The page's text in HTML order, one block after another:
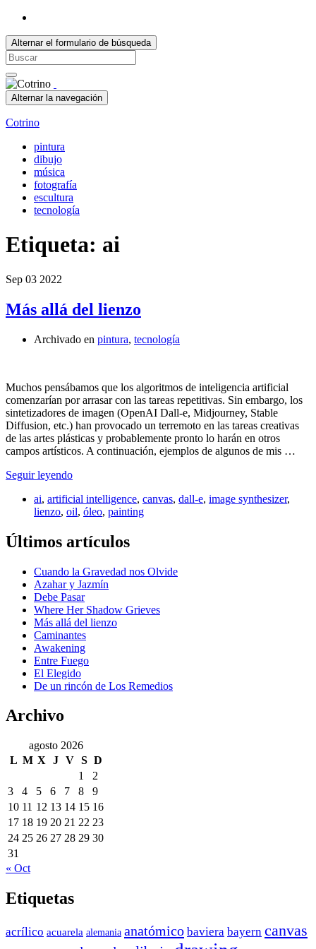
Alternar el formulario de búsqueda
Search
for:
Alternar la navegación
Cotrino
pintura
dibujo
música
fotografía
escultura
tecnología
Etiqueta: ai
Sep 03 2022
Más allá del lienzo
Archivado en pintura, tecnología
Muchos pensábamos que los algoritmos de inteligencia artificial
comenzarían por arrasar con las tareas repetitivas. Sin embargo, los
sintetizadores de imagen (OpenAI Dall-e, Midjourney, Stable
Diffusion, etc.) han provocado un terremoto en las tareas creativas
de las artes plásticas y probablemente pronto lo harán en otros
campos artísticos. A continuación, ejemplos de algunos de mis …
Seguir leyendo
ai, artificial intelligence, canvas, dall-e, image synthesizer,
lienzo, oil, óleo, painting
Últimos artículos
Cuando la Gravedad nos Olvide
Azahar y Jazmín
Debe Pasar
Where Her Shadow Grieves
Más allá del lienzo
Caminantes
Awakening
Entre Fuego
El Elegido
De un rincón de Los Remedios
Archivo
agosto 2026
L M X J V S D
1
2
3
4 5 6 7 8
9
10 11 12 13 14 15 16
17 18 19 20 21 22 23
24 25 26 27 28 29 30
31
« Oct
Etiquetas
acrílico acuarela alemania anatómico baviera bayern canvas